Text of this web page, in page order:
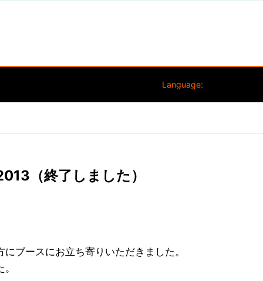
Language:
（終了しました）
ブースにお立ち寄りいただきました。